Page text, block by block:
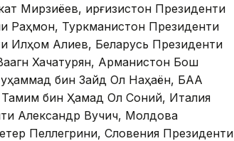
Мирзиёев, Қирғизистон Президенти
Раҳмон, Туркманистон Президенти
Илҳом Алиев, Беларусь Президенти
Хачатурян, Арманистон Бош
бин Зайд Ол Наҳаён, БАА
бин Ҳамад Ол Соний, Италия
Александр Вучич, Молдова
Пеллегрини, Словения Президенти